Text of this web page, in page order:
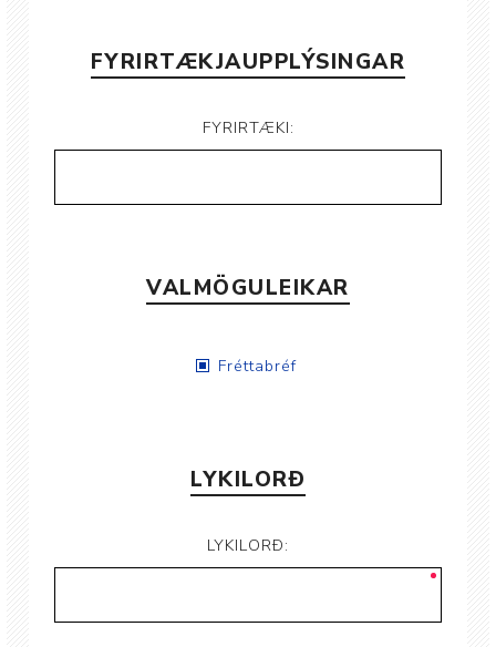
FYRIRTÆKJAUPPLÝSINGAR
FYRIRTÆKI:
VALMÖGULEIKAR
Fréttabréf
LYKILORÐ
LYKILORÐ: